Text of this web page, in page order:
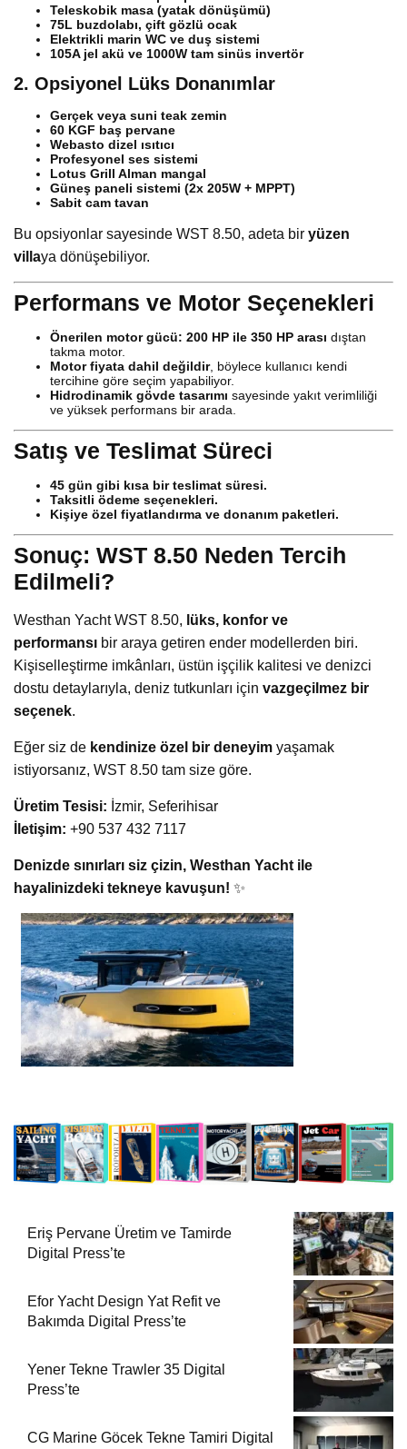
Teleskobik masa (yatak dönüşümü)
75L buzdolabı, çift gözlü ocak
Elektrikli marin WC ve duş sistemi
105A jel akü ve 1000W tam sinüs invertör
2. Opsiyonel Lüks Donanımlar
Gerçek veya suni teak zemin
60 KGF baş pervane
Webasto dizel ısıtıcı
Profesyonel ses sistemi
Lotus Grill Alman mangal
Güneş paneli sistemi (2x 205W + MPPT)
Sabit cam tavan
Bu opsiyonlar sayesinde WST 8.50, adeta bir yüzen
villaya dönüşebiliyor.
Performans ve Motor Seçenekleri
Önerilen motor gücü: 200 HP ile 350 HP arası dıştan
takma motor.
Motor fiyata dahil değildir, böylece kullanıcı kendi
tercihine göre seçim yapabiliyor.
Hidrodinamik gövde tasarımı sayesinde yakıt verimliliği
ve yüksek performans bir arada.
Satış ve Teslimat Süreci
45 gün gibi kısa bir teslimat süresi.
Taksitli ödeme seçenekleri.
Kişiye özel fiyatlandırma ve donanım paketleri.
Sonuç: WST 8.50 Neden Tercih
Edilmeli?
Westhan Yacht WST 8.50, lüks, konfor ve
performansı bir araya getiren ender modellerden biri.
Kişiselleştirme imkânları, üstün işçilik kalitesi ve denizci
dostu detaylarıyla, deniz tutkunları için vazgeçilmez bir
seçenek.
Eğer siz de kendinize özel bir deneyim yaşamak
istiyorsanız, WST 8.50 tam size göre.
Üretim Tesisi: İzmir, Seferihisar
İletişim: +90 537 432 7117
Denizde sınırları siz çizin, Westhan Yacht ile
hayalinizdeki tekneye kavuşun! ✨
Eriş Pervane Üretim ve Tamirde
Digital Press’te
Efor Yacht Design Yat Refit ve
Bakımda Digital Press’te
Yener Tekne Trawler 35 Digital
Press’te
CG Marine Göcek Tekne Tamiri Digital